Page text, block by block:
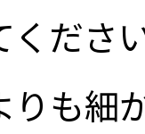
くださ
りも細